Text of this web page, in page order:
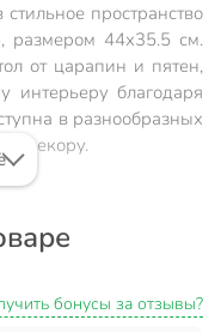
пространство
размером 44х35.5 см.
от царапин и пятен,
интерьеру благодаря
в разнообразных
декору.
для большинства
протереть влажной
бонусы за отзывы?